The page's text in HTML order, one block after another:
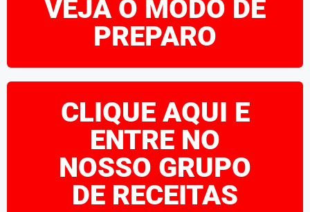
VEJA O MODO DE
PREPARO
CLIQUE AQUI E
ENTRE NO
NOSSO GRUPO
DE RECEITAS